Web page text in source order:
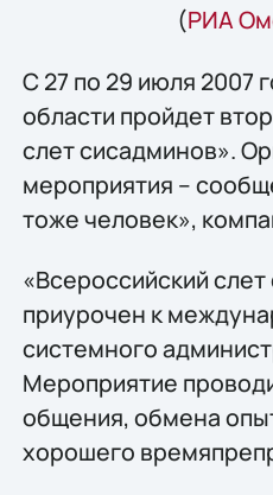
(РИА
С 27 по 29 июля 2007
области пройдет
слет сисадминов».
мероприятия –
тоже человек»,
«Всероссийский
приурочен к
системного
Мероприятие
общения, обмена
хорошего